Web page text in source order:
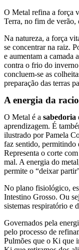
O Metal refina a força
Terra, no fim de verão,
Na natureza, a força
se concentrar na raiz.
e aumentam a camada
contra o frio do inverno
concluem-se as
preparação das terras
A energia da
O Metal é a sabedoria
aprendizagem. É
ilustrado por Pamela
faz sentido, permitindo
Representa o corte
mal. A energia do
permite o “deixar
No plano fisiológico,
Intestino Grosso. Ou
sistemas respiratório e
Governados pela
pelo processo de
Pulmões que o Ki que